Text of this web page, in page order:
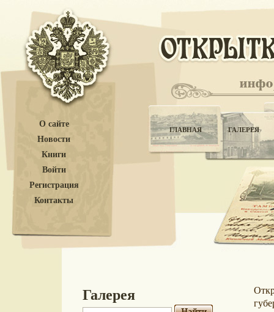
О сайте
Новости
Книги
Войти
Регистрация
Контакты
ГЛАВНАЯ ГАЛЕРЕЯ
Галерея